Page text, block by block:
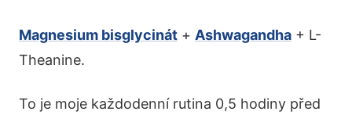
Magnesium bisglycinát + Ashwagandha + L-
Theanine.
To je moje každodenní rutina 0,5 hodiny před